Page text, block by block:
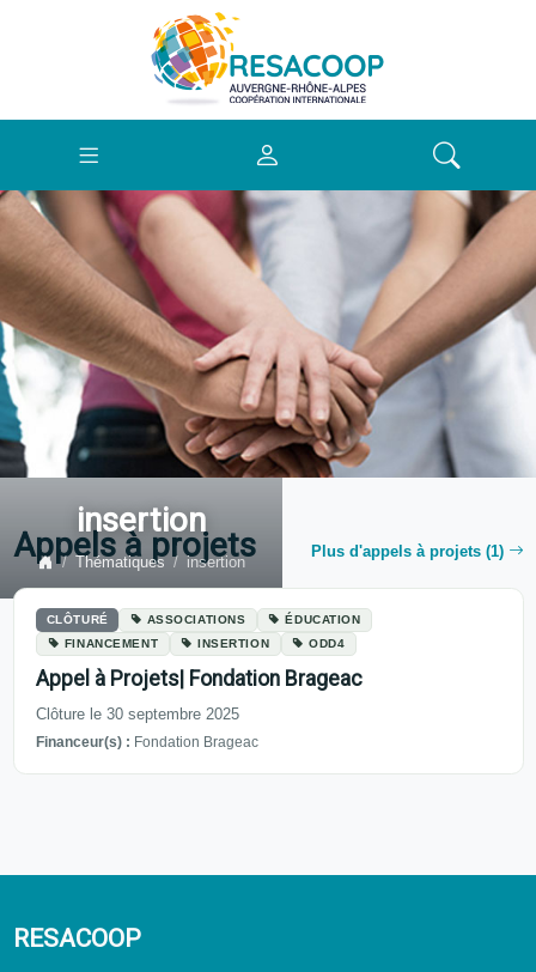
insertion
Thématiques insertion
Appels à projets Plus d'appels à projets (1)
CLÔTURÉ ASSOCIATIONS
ÉDUCATION
FINANCEMENT
INSERTION ODD4
Appel à Projets| Fondation Brageac
Clôture le 30 septembre 2025
Financeur(s) : Fondation Brageac
RESACOOP